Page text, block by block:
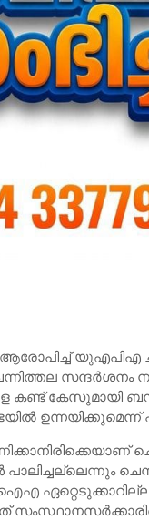
ആരോപിച്ച്‌
സന്ദര്‍ശനം
കണ്ട് കേസുമായി